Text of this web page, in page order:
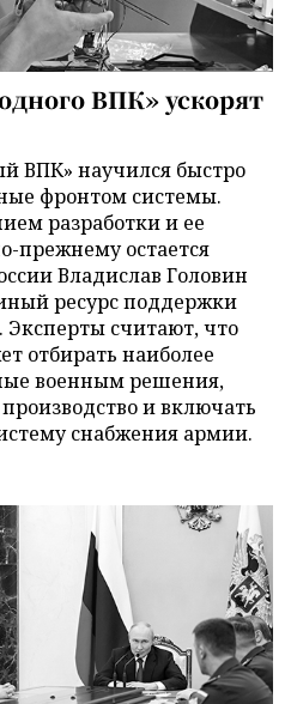
ВПК» ускорят
ВПК» научился быстро
фронтом системы.
разработки и ее
прежнему остается
Владислав Головин
ресурс поддержки
Эксперты считают, что
отбирать наиболее
военным решения,
и включать
снабжения армии.